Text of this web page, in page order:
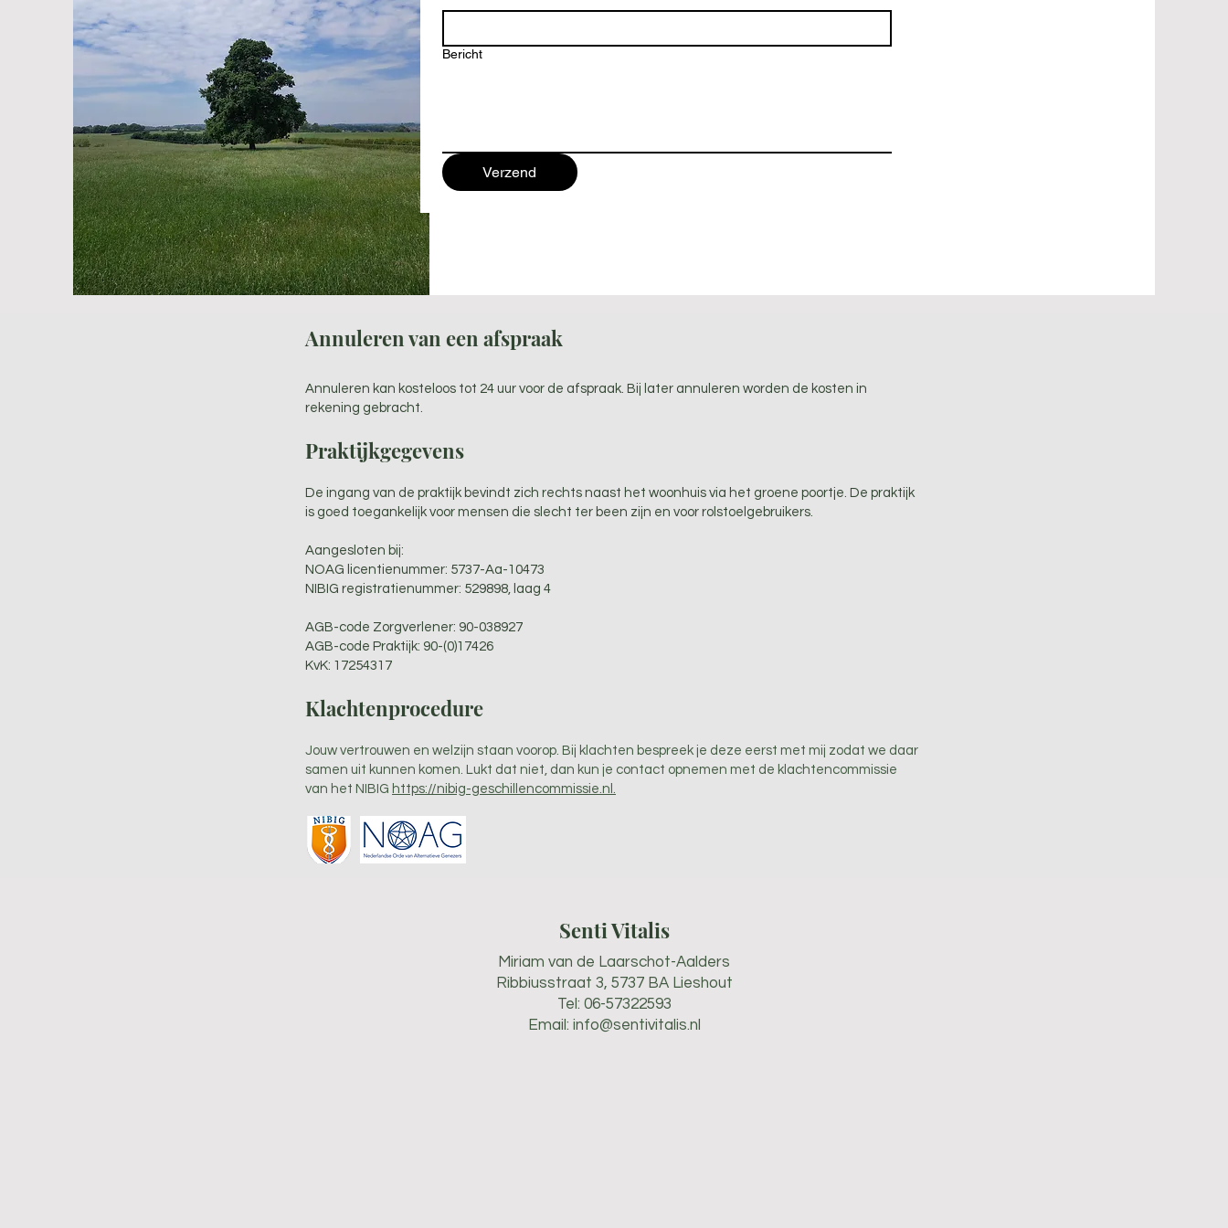
Bericht
Verzend
Annuleren van een afspraak
Annuleren kan kosteloos tot 24 uur voor de afspraak. Bij later annuleren worden de kosten in
rekening gebracht.
Praktijkgegevens
De ingang van de praktijk bevindt zich rechts naast het woonhuis via het groene poortje. De praktijk
is goed toegankelijk voor mensen die slecht ter been zijn en voor rolstoelgebruikers.
Aangesloten bij:
NOAG licentienummer: 5737-Aa-10473
NIBIG registratienummer: 529898, laag 4
AGB-code Zorgverlener: 90-038927
AGB-code Praktijk: 90-(0)17426
KvK: 17254317
Klachtenprocedure
Jouw vertrouwen en welzijn staan voorop. Bij klachten bespreek je deze eerst met mij zodat we daar
samen uit kunnen komen. Lukt dat niet, dan kun je contact opnemen met de klachtencommissie
van het NIBIG https://nibig-geschillencommissie.nl.
Senti Vitalis
Miriam van de Laarschot-Aalders
Ribbiusstraat 3, 5737 BA Lieshout
Tel: 06-57322593
Email: info@sentivitalis.nl